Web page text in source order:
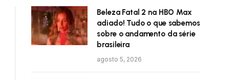
Beleza Fatal 2 na HBO Max
adiado! Tudo o que sabemos
sobre o andamento da série
brasileira
agosto 5, 2026